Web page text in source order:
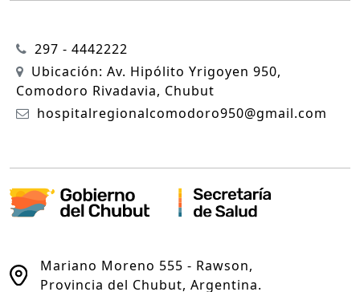
297 - 4442222
Ubicación: Av. Hipólito Yrigoyen 950,
Comodoro Rivadavia, Chubut
hospitalregionalcomodoro950@gmail.com
Mariano Moreno 555 - Rawson,
Provincia del Chubut, Argentina.